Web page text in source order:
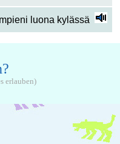
luona kylässä
erlauben)